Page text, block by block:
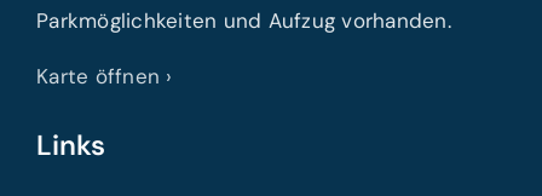
Parkmöglichkeiten und Aufzug vorhanden.
Karte öffnen ›
Links